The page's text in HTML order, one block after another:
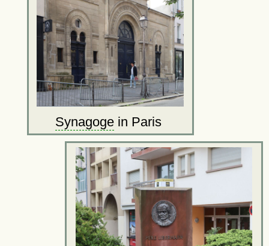
Synagoge in Paris